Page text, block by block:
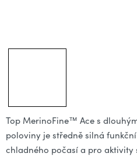
Top MerinoFine™ Ace s
poloviny je středně silná
chladného počasí a pro aktivity